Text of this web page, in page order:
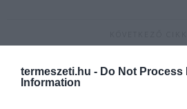
termeszeti.hu - Do Not Process
Information
AUSZTRÁLIA-